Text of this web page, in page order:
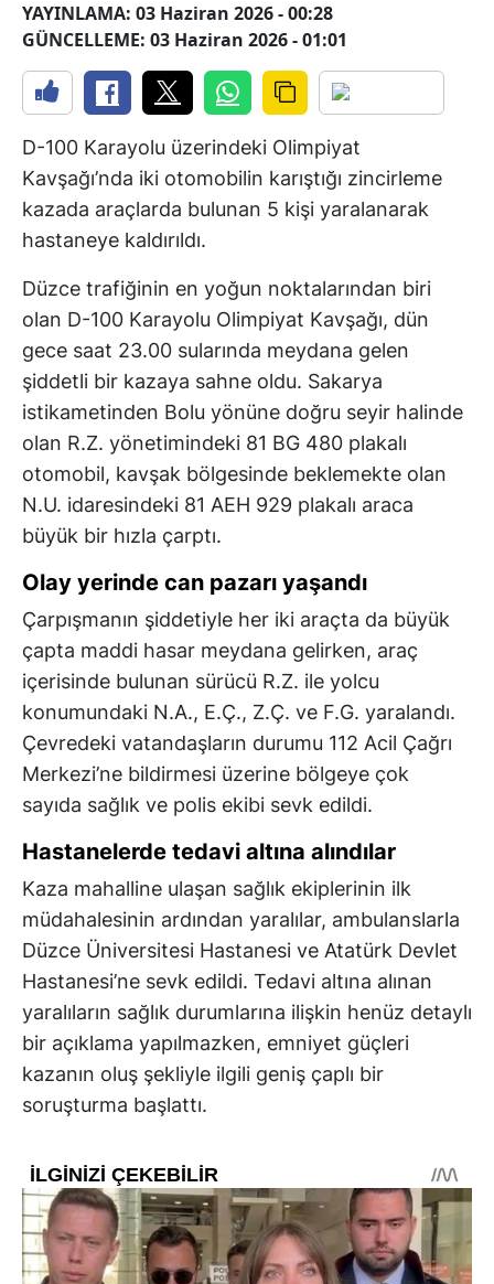
YAYINLAMA: 03 Haziran 2026 - 00:28
GÜNCELLEME: 03 Haziran 2026 - 01:01
D-100 Karayolu üzerindeki Olimpiyat
Kavşağı’nda iki otomobilin karıştığı zincirleme
kazada araçlarda bulunan 5 kişi yaralanarak
hastaneye kaldırıldı.
Düzce trafiğinin en yoğun noktalarından biri
olan D-100 Karayolu Olimpiyat Kavşağı, dün
gece saat 23.00 sularında meydana gelen
şiddetli bir kazaya sahne oldu. Sakarya
istikametinden Bolu yönüne doğru seyir halinde
olan R.Z. yönetimindeki 81 BG 480 plakalı
otomobil, kavşak bölgesinde beklemekte olan
N.U. idaresindeki 81 AEH 929 plakalı araca
büyük bir hızla çarptı.
Olay yerinde can pazarı yaşandı
Çarpışmanın şiddetiyle her iki araçta da büyük
çapta maddi hasar meydana gelirken, araç
içerisinde bulunan sürücü R.Z. ile yolcu
konumundaki N.A., E.Ç., Z.Ç. ve F.G. yaralandı.
Çevredeki vatandaşların durumu 112 Acil Çağrı
Merkezi’ne bildirmesi üzerine bölgeye çok
sayıda sağlık ve polis ekibi sevk edildi.
Hastanelerde tedavi altına alındılar
Kaza mahalline ulaşan sağlık ekiplerinin ilk
müdahalesinin ardından yaralılar, ambulanslarla
Düzce Üniversitesi Hastanesi ve Atatürk Devlet
Hastanesi’ne sevk edildi. Tedavi altına alınan
yaralıların sağlık durumlarına ilişkin henüz detaylı
bir açıklama yapılmazken, emniyet güçleri
kazanın oluş şekliyle ilgili geniş çaplı bir
soruşturma başlattı.